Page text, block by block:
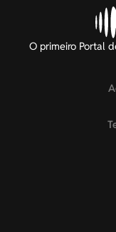
O primeiro Portal